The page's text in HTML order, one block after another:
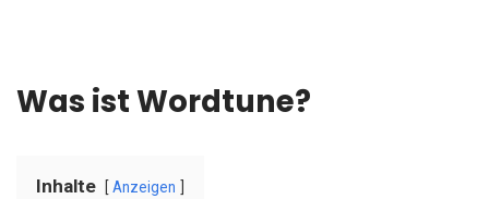
Was ist Wordtune?
Inhalte Anzeigen